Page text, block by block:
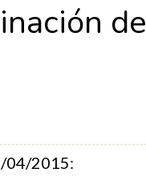
de
04/2015: